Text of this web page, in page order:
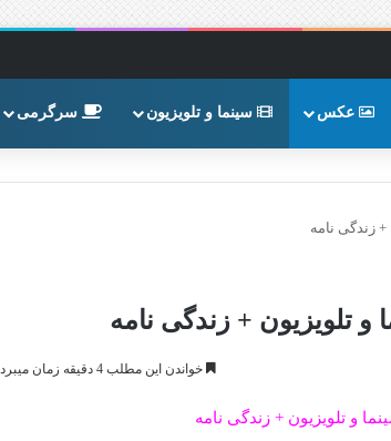
عکس سینما و تلویزیون سرگرمی
زندگی نامه
تلویزیون + زندگی نامه
خواندن این مطلب 4 دقیقه زمان میبرد
و تلویزیون + زندگی نامه